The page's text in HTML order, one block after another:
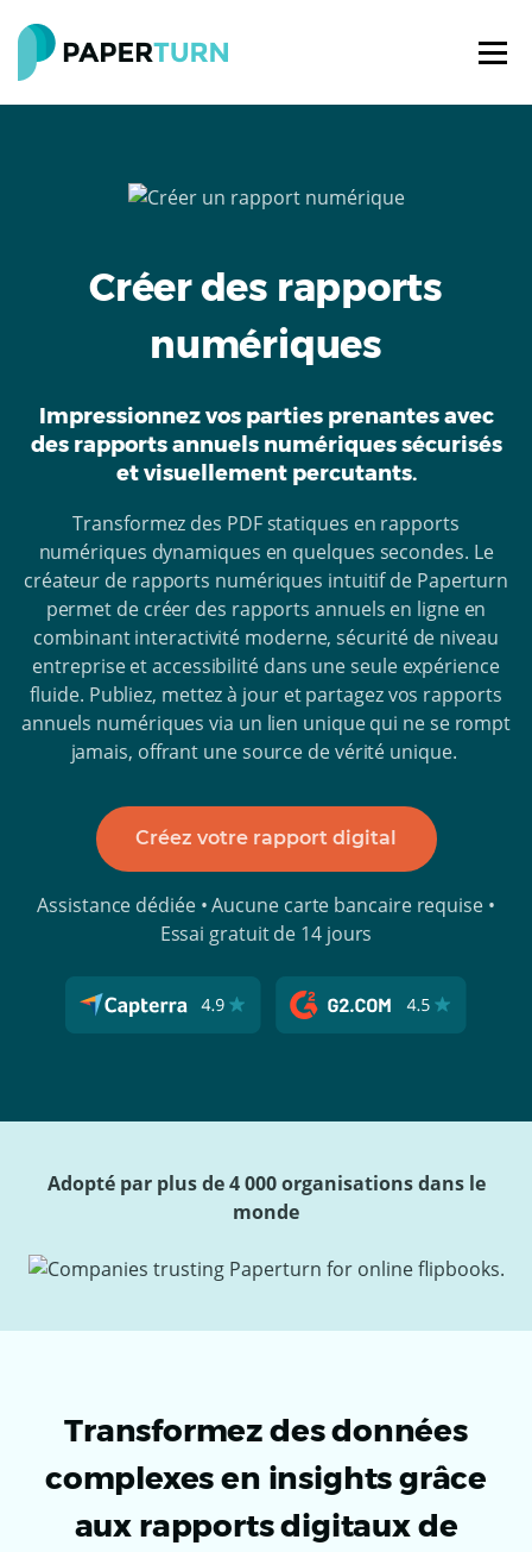
Créer des rapports
numériques
Impressionnez vos parties prenantes avec
des rapports annuels numériques sécurisés
et visuellement percutants.
Transformez des PDF statiques en rapports
numériques dynamiques en quelques secondes. Le
créateur de rapports numériques intuitif de Paperturn
permet de créer des rapports annuels en ligne en
combinant interactivité moderne, sécurité de niveau
entreprise et accessibilité dans une seule expérience
fluide. Publiez, mettez à jour et partagez vos rapports
annuels numériques via un lien unique qui ne se rompt
jamais, offrant une source de vérité unique.
Créez votre rapport digital
Assistance dédiée • Aucune carte bancaire requise •
Essai gratuit de 14 jours
Adopté par plus de 4 000 organisations dans le
monde
Transformez des données
complexes en insights grâce
aux rapports digitaux de